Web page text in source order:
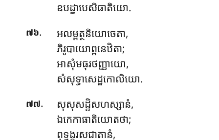
ឧបដ្ឋាបេសិធាតិយោ.
៧៦.
អលម្ពត្ថនិយោចេតា,
ភិរូបាយោព្ពនេឋិតា;
អាសុំមធុរថញ្ញាយោ,
សំសុទ្ធាសេដ្ឋកោលិយោ.
៧៧. សុសុសដ្ឋិសហស្សានំ,
ឯកេកាធាតិយោតថា;
ពុទ្ធង្កុរសជាតានំ,